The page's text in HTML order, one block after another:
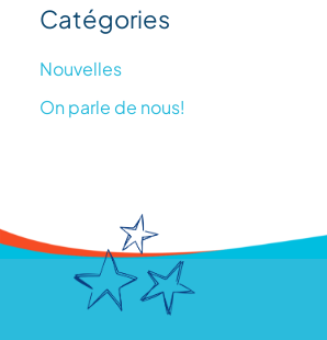
Catégories
Nouvelles
On parle de nous!